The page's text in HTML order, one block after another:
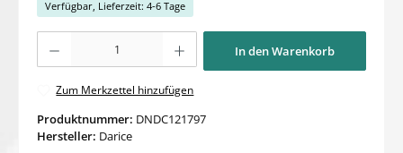
Verfügbar, Lieferzeit: 4-6 Tage
In den Warenkorb
Zum Merkzettel hinzufügen
Produktnummer: DNDC121797
Hersteller: Darice